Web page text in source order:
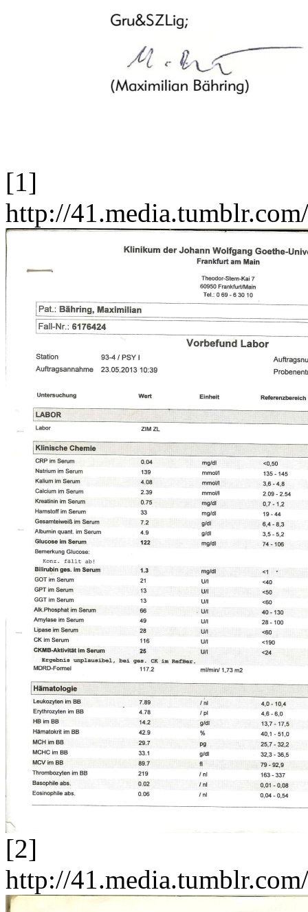
[1]
http://
[2]
http://